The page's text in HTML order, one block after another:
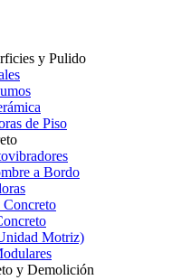
y Pulido
de Piso
a Bordo
Concreto
Motriz)
y Demolición